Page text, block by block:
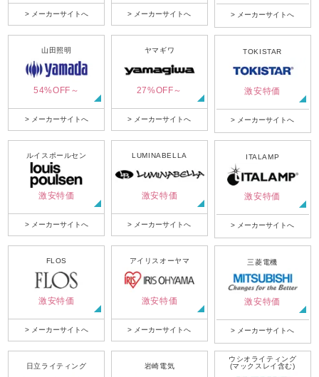
> メーカーサイトへ > メーカーサイトへ > メーカーサイトへ
山田照明
54%OFF～
> メーカーサイトへ
ヤマギワ
27%OFF～
> メーカーサイトへ
TOKISTAR
激安特価
> メーカーサイトへ
ルイスポールセン
激安特価
> メーカーサイトへ
LUMINABELLA
激安特価
> メーカーサイトへ
ITALAMP
激安特価
> メーカーサイトへ
FLOS
激安特価
> メーカーサイトへ
アイリスオーヤマ
激安特価
> メーカーサイトへ
三菱電機
激安特価
> メーカーサイトへ
日立ライティング 岩崎電気
ウシオライティング
(マックスレイ含む)